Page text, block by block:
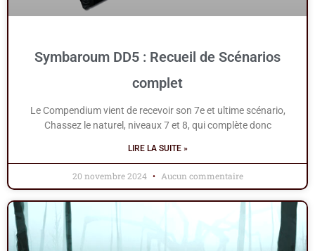
Symbaroum DD5 : Recueil de Scénarios
complet
Le Compendium vient de recevoir son 7e et ultime scénario,
Chassez le naturel, niveaux 7 et 8, qui complète donc
LIRE LA SUITE »
20 novembre 2024 Aucun commentaire